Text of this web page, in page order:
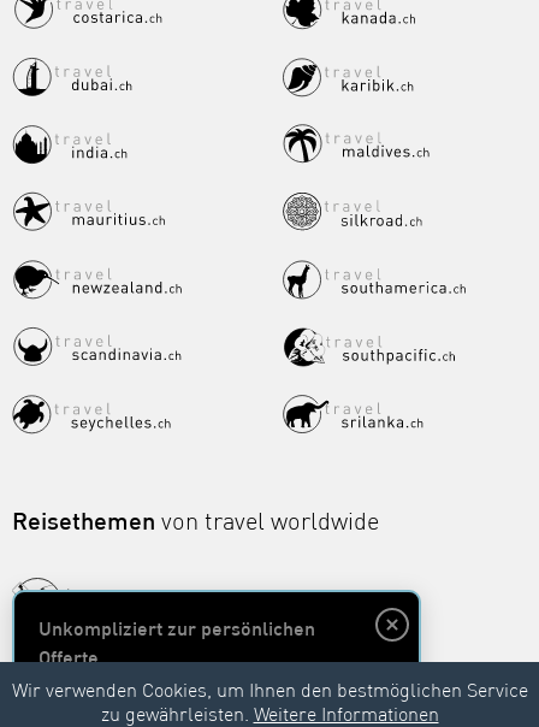
Reisethemen von travel worldwide
Wir verwenden Cookies, um Ihnen den bestmöglichen Service
zu gewährleisten. Weitere Informationen
Unkompliziert zur persönlichen
Offerte
Unverbindlich anfragen